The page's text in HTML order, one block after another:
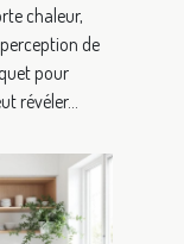
chaleur,
de
pour
révéler...